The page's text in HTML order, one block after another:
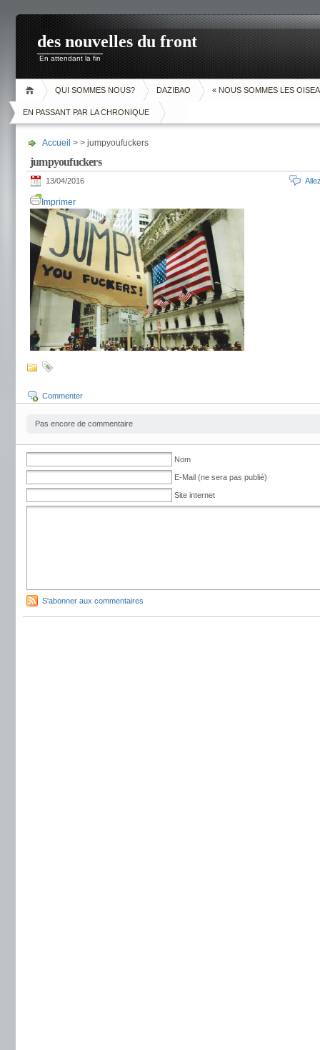
des nouvelles du front
En attendant la fin
QUI SOMMES NOUS? DAZIBAO « NOUS SOMMES LES
EN PASSANT PAR LA CHRONIQUE
Accueil > > jumpyoufuckers
jumpyoufuckers
13/04/2016
Imprimer
Commenter
Pas encore de commentaire
Nom
E-Mail (ne sera pas publié)
Site internet
S'abonner aux commentaires